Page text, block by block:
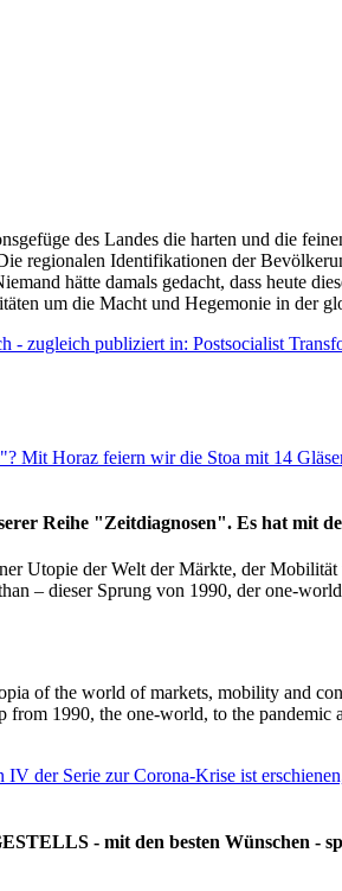
des Landes die harten und die
regionalen Identifikationen der
hätte damals gedacht, dass heute
um die Macht und Hegemonie in der
zugleich publiziert in: Postsocialist
Mit Horaz feiern wir die Stoa mit 14
Reihe "Zeitdiagnosen". Es hat mit
Utopie der Welt der Märkte, der
– dieser Sprung von 1990, der one-
of the world of markets, mobility and
1990, the one-world, to the
der Serie zur Corona-Krise ist
- mit den besten Wünschen -